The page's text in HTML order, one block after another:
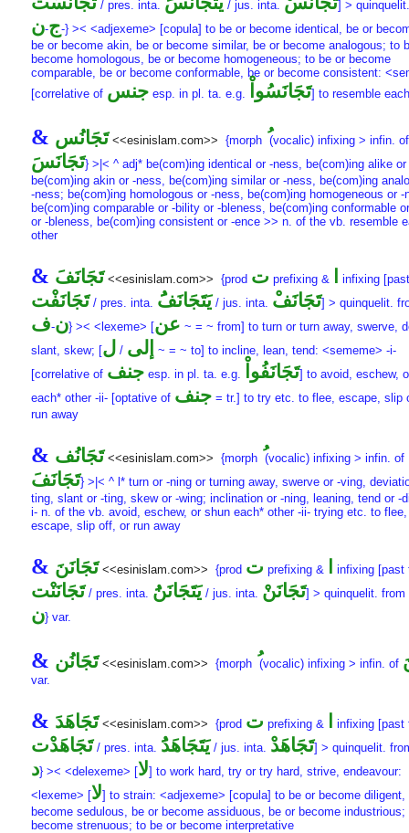
/ pres. inta. / jus. inta. ] >
ج-ن
-} >< <adjexeme> [copula] to be or become identical, be or
be or become akin, be or become similar, be or become analogous; to
become homologous, be or become homogeneous; to be or become
comparable, be or become conformable, be or become consistent:
[correlative of جنسesp. in pl. ta. e.g. تَجَانَسُواْ] to resemble
& تَجَانُس <<esinislam.com>> {morph (vocalic) infixing > infin. of
تَجَانَسَ} >|< ^ adj* be(com)ing identical or -ness, be(com)ing alike
be(com)ing akin or -ness, be(com)ing similar or -ness, be(com)ing
-ness; be(com)ing homologous or -ness, be(com)ing homogeneous or -
be(com)ing comparable or -bility or -bleness, be(com)ing conformable
or -bleness, be(com)ing consistent or -ence >> n. of the vb. resemble
other
& تَجَانَفَ <<esinislam.com>> {prod ت prefixing & infixing
تَجَانَفْت/ pres. inta. يَتَجَانَفَُ / jus. inta. تَجَانَفْ] > quinquelit.
ن-ف } >< <lexeme> [عن ~ = ~ from] to turn or turn away, swerve,
slant, skew; [
إلى /ل
~ = ~ to] to incline, lean, tend: <sememe> -i-
[correlative of جنفesp. in pl. ta. e.g. تَجَانَفُواْ] to avoid, eschew,
each* other -ii- [optative of جنف= tr.] to try etc. to flee, escape, slip
run away
& تَجَانُف <<esinislam.com>> {morph (vocalic) infixing > infin. of
تَجَانَفَ} >|< ^ l* turn or -ning or turning away, swerve or -ving,
ting, slant or -ting, skew or -wing; inclination or -ning, leaning, tend or -
i- n. of the vb. avoid, eschew, or shun each* other -ii- trying etc. to flee,
escape, slip off, or run away
& تَجَانَنَ <<esinislam.com>> {prod ت prefixing & infixing [past
تَجَانَنْت/ pres. inta. يَتَجَانَنَُ / jus. inta. تَجَانَنْ] > quinquelit. from
ن} var.
& تَجَانُن <<esinislam.com>> {morph (vocalic) infixing > infin. of
var.
& تَجَاهَدَ <<esinislam.com>> {prod ت prefixing & infixing [past
تَجَاهَدْت/ pres. inta. يَتَجَاهَدَُ / jus. inta. تَجَاهَدْ] > quinquelit.
د} >< <delexeme> [لا] to work hard, try or try hard, strive, endeavour:
<lexeme> [لا] to strain: <adjexeme> [copula] to be or become diligent,
become sedulous, be or become assiduous, be or become industrious;
become strenuous; to be or become interpretative